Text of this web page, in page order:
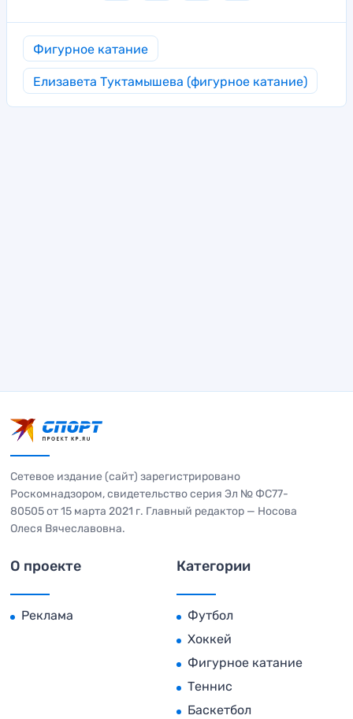
Фигурное катание
Елизавета Туктамышева (фигурное катание)
Сетевое издание (сайт) зарегистрировано
Роскомнадзором, свидетельство серия Эл № ФС77-
80505 от 15 марта 2021 г. Главный редактор — Носова
Олеся Вячеславовна.
О проекте
Реклама
Категории
Футбол
Хоккей
Фигурное катание
Теннис
Баскетбол